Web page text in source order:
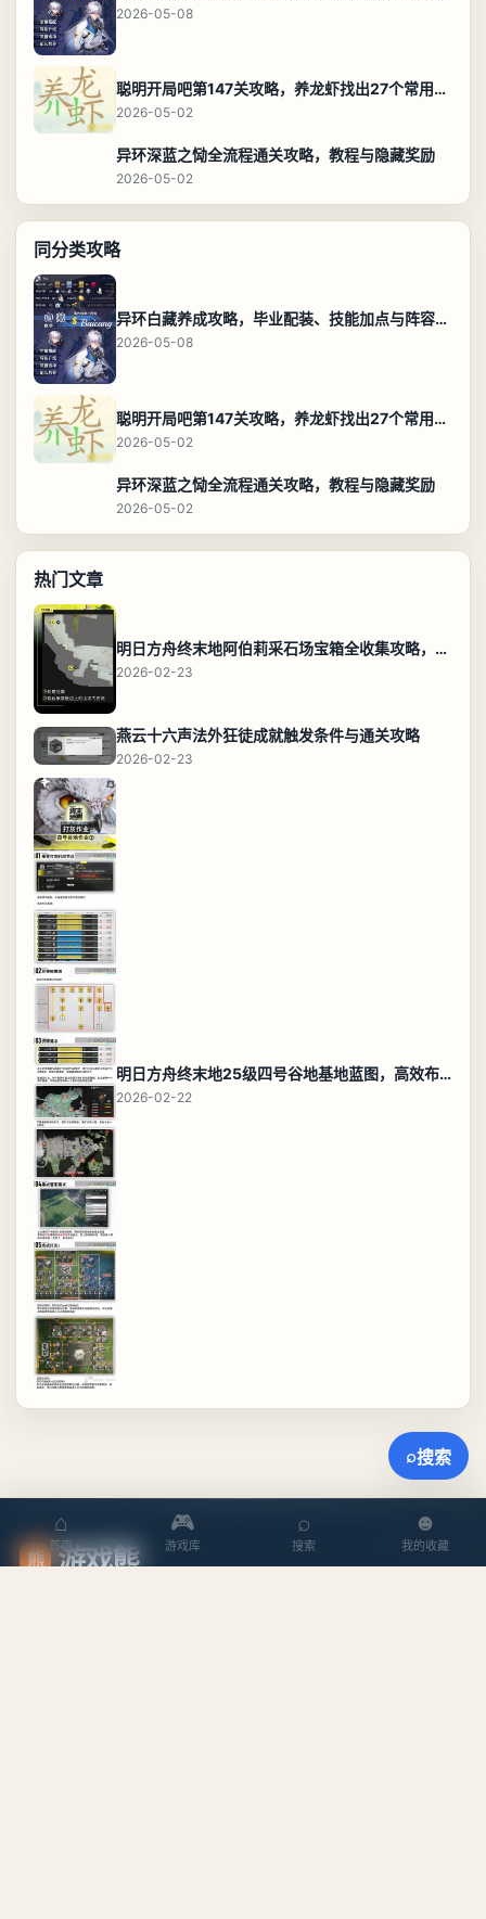
2026-05-08
聪明开局吧第147关攻略，养龙虾找出27个常用字通关答案
2026-05-02
异环深蓝之恸全流程通关攻略，教程与隐藏奖励
2026-05-02
同分类攻略
异环白藏养成攻略，毕业配装、技能加点与阵容搭配保姆级解析
2026-05-08
聪明开局吧第147关攻略，养龙虾找出27个常用字通关答案
2026-05-02
异环深蓝之恸全流程通关攻略，教程与隐藏奖励
2026-05-02
热门文章
明日方舟终末地阿伯莉采石场宝箱全收集攻略，全点位分布图与路线
2026-02-23
燕云十六声法外狂徒成就触发条件与通关攻略
2026-02-23
明日方舟终末地25级四号谷地基地蓝图，高效布局规划
2026-02-22
熊 游戏熊
⌂
首页
🎮
游戏库
⌕
搜索
☻
我的收藏
⌕搜索